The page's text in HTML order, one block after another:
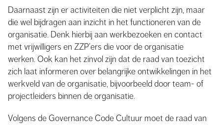
Daarnaast zijn er activiteiten die niet verplicht zijn, maar
die wel bijdragen aan inzicht in het functioneren van de
organisatie. Denk hierbij aan werkbezoeken en contact
met vrijwilligers en ZZP’ers die voor de organisatie
werken. Ook kan het zinvol zijn dat de raad van toezicht
zich laat informeren over belangrijke ontwikkelingen in het
werkveld van de organisatie, bijvoorbeeld door team- of
projectleiders binnen de organisatie.
Volgens de Governance Code Cultuur moet de raad van